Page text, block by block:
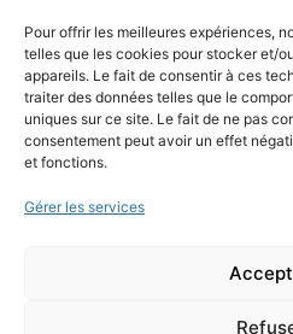
Pour offrir les meilleures expériences,
telles que les cookies pour stocker et/
appareils. Le fait de consentir à ces
traiter des données telles que le
uniques sur ce site. Le fait de ne pas
consentement peut avoir un effet
et fonctions.
Gérer les services
Mentions
Conditions